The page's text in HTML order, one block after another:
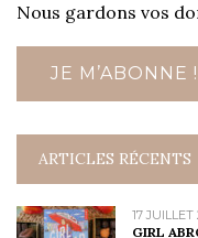
Nous gardons vos
ARTICLES RÉCENTS
17 JUILLET
GIRL